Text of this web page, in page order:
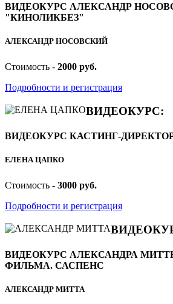
ВИДЕОКУРС АЛЕКСАНДР
"КИНОЛИКБЕЗ"
АЛЕКСАНДР НОСОВСКИЙ
Стоимость - 2000 руб.
Подробности и регистрация
ВИДЕОКУРС:
ВИДЕОКУРС КАСТИНГ-
ЕЛЕНА ЦАПКО
Стоимость - 3000 руб.
Подробности и регистрация
ВИДЕОКУРС АЛЕКСАНДРА
ФИЛЬМА. САСПЕНС
АЛЕКСАНДР МИТТА